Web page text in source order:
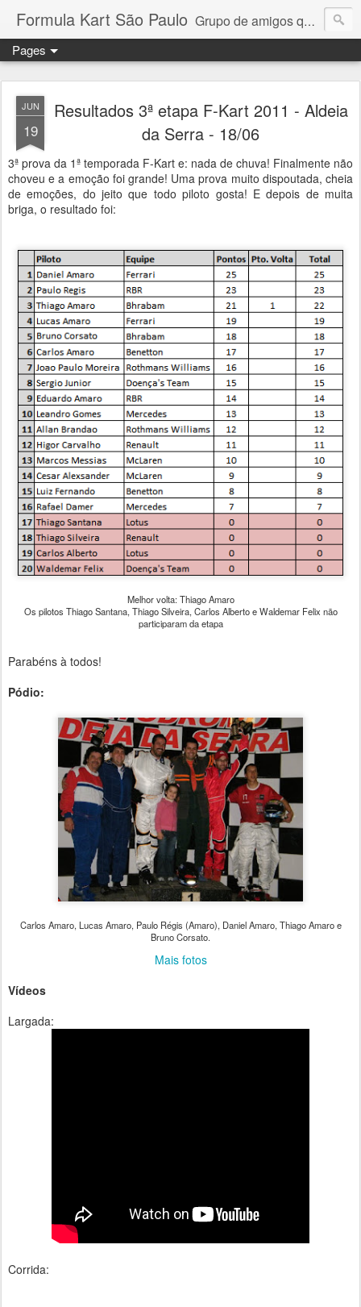
Formula Kart São Paulo Grupo de amigos que adoram pilotar e se reúnem uma vez por mês para a disputa de um campeonato competitivo e amigável. Granja Viana, Interlagos, Paulínia e Aldeia da Serra. Troféus e medalhas em todas as etapas para os 6 primeiros colocados + pole position e volta mais rápida da prova. Campeonato por pilotos e por equipe com troféus para os 3 primeiros + cada piloto da equipe campeã. Medalhas para todos os participantes.
Pages
JUN
19
Resultados 3ª etapa F-Kart 2011 - Aldeia
da Serra - 18/06
3ª prova da 1ª temporada F-Kart e: nada de chuva! Finalmente não
choveu e a emoção foi grande! Uma prova muito dispoutada, cheia
de emoções, do jeito que todo piloto gosta! E depois de muita
briga, o resultado foi:
Melhor volta: Thiago Amaro
Os pilotos Thiago Santana, Thiago Silveira, Carlos Alberto e Waldemar Felix não
participaram da etapa
Parabéns à todos!
Pódio:
Carlos Amaro, Lucas Amaro, Paulo Régis (Amaro), Daniel Amaro, Thiago Amaro e
Bruno Corsato.
Mais fotos
Vídeos
Largada:
Corrida: